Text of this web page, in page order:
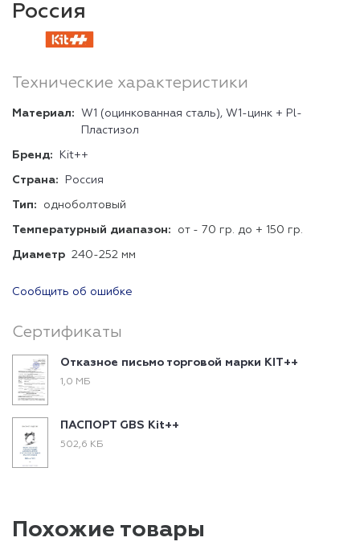
Россия
Технические характеристики
Материал:
W1 (оцинкованная сталь), W1-цинк + Pl-
Пластизол
Бренд: Kit++
Страна: Россия
Тип: одноболтовый
Температурный диапазон: от - 70 гр. до + 150 гр.
Диаметр 240-252 мм
Сообщить об ошибке
Сертификаты
Отказное письмо торговой марки KIT++
1,0 МБ
ПАСПОРТ GBS Kit++
502,6 КБ
Похожие товары